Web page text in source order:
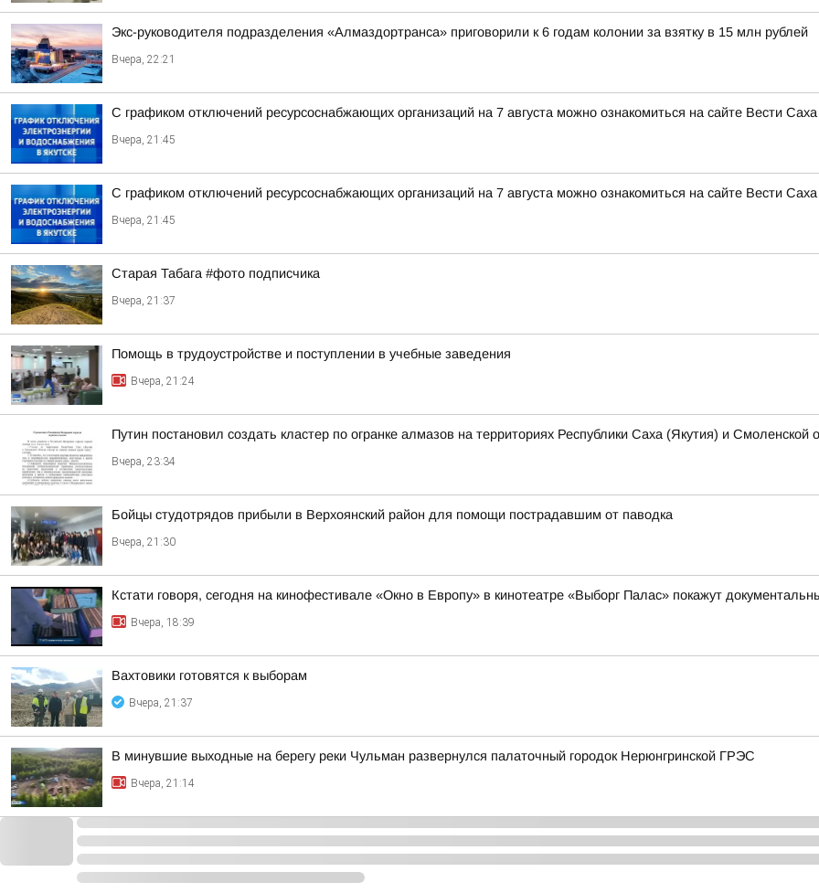
Экс-руководителя подразделения «Алмаздортранса» приговорили к 6 годам колонии за взятку в 15 млн рублей
Вчера, 22:21
С графиком отключений ресурсоснабжающих организаций на 7 августа можно ознакомиться на сайте Вести Саха
Вчера, 21:45
С графиком отключений ресурсоснабжающих организаций на 7 августа можно ознакомиться на сайте Вести Саха
Вчера, 21:45
Старая Табага #фото подписчика
Вчера, 21:37
Помощь в трудоустройстве и поступлении в учебные заведения
Вчера, 21:24
Путин постановил создать кластер по огранке алмазов на территориях Республики Саха (Якутия) и Смоленской
Вчера, 23:34
Бойцы студотрядов прибыли в Верхоянский район для помощи пострадавшим от паводка
Вчера, 21:30
Кстати говоря, сегодня на кинофестивале «Окно в Европу» в кинотеатре «Выборг Палас» покажут
Вчера, 18:39
Вахтовики готовятся к выборам
Вчера, 21:37
В минувшие выходные на берегу реки Чульман развернулся палаточный городок Нерюнгринской ГРЭС
Вчера, 21:14